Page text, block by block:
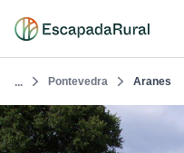
... Pontevedra Aranes